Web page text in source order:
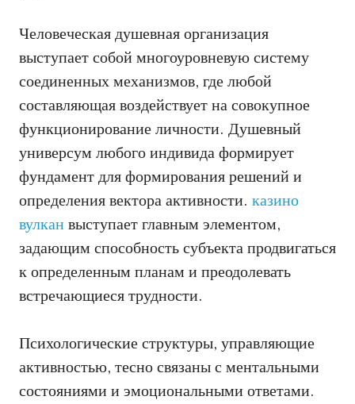
Человеческая душевная организация
выступает собой многоуровневую систему
соединенных механизмов, где любой
составляющая воздействует на совокупное
функционирование личности. Душевный
универсум любого индивида формирует
фундамент для формирования решений и
определения вектора активности. казино
вулканвыступает главным элементом,
задающим способность субъекта продвигаться
к определенным планам и преодолевать
встречающиеся трудности.
Психологические структуры, управляющие
активностью, тесно связаны с ментальными
состояниями и эмоциональными ответами.